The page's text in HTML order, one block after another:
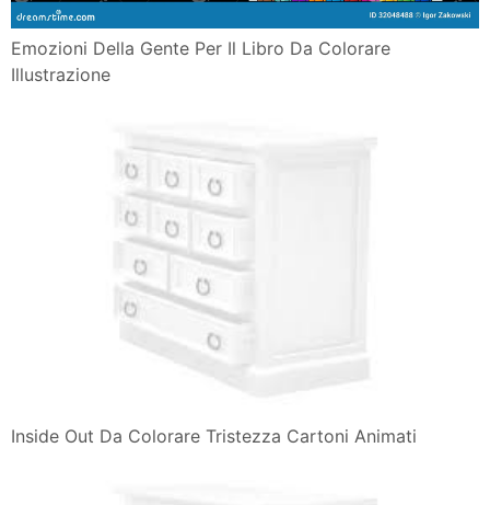
Emozioni Della Gente Per Il Libro Da Colorare
Illustrazione
Inside Out Da Colorare Tristezza Cartoni Animati